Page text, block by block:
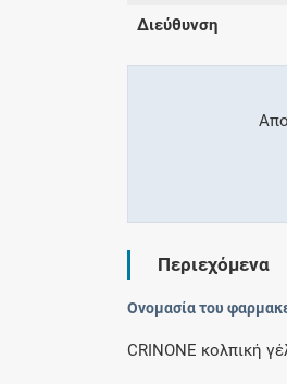
Διεύθυνση
Περιεχόμενα
Ονομασία του
CRINONE κολπική